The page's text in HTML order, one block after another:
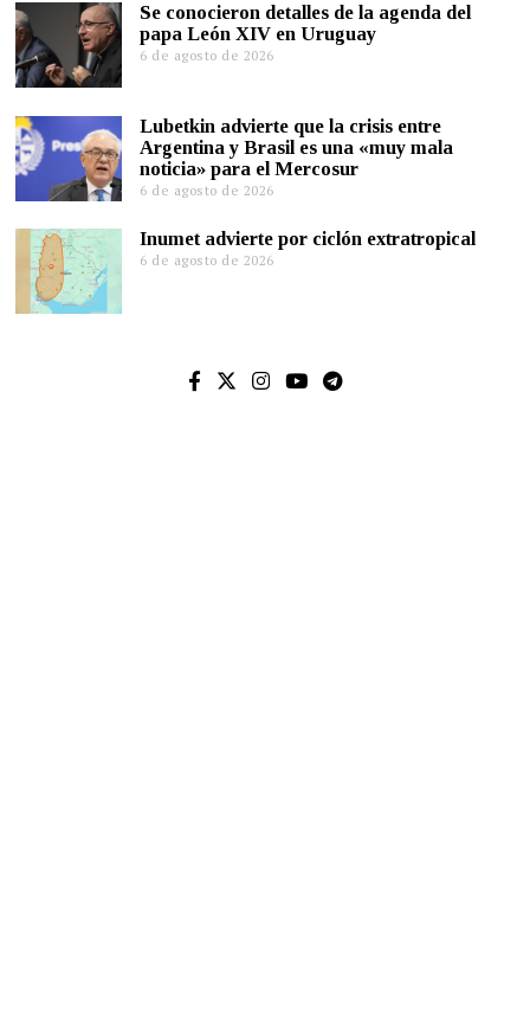
Se conocieron detalles de la agenda del
papa León XIV en Uruguay
6 de agosto de 2026
Lubetkin advierte que la crisis entre
Argentina y Brasil es una «muy mala
noticia» para el Mercosur
6 de agosto de 2026
Inumet advierte por ciclón extratropical
6 de agosto de 2026